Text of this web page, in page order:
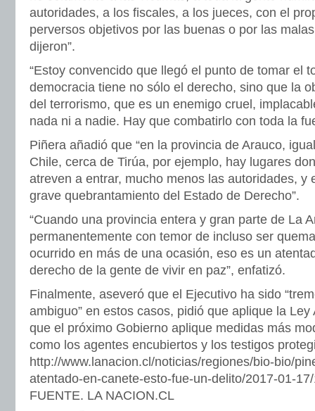
autoridades, a los fiscales, a los jueces, con el
perversos objetivos por las buenas o por las
dijeron”.
“Estoy convencido que llegó el punto de tomar el
democracia tiene no sólo el derecho, sino que la
del terrorismo, que es un enemigo cruel,
nada ni a nadie. Hay que combatirlo con toda la
Piñera añadió que “en la provincia de Arauco,
Chile, cerca de Tirúa, por ejemplo, hay lugares
atreven a entrar, mucho menos las autoridades, y
grave quebrantamiento del Estado de Derecho”.
“Cuando una provincia entera y gran parte de La
permanentemente con temor de incluso ser
ocurrido en más de una ocasión, eso es un
derecho de la gente de vivir en paz”, enfatizó.
Finalmente, aseveró que el Ejecutivo ha sido
ambiguo” en estos casos, pidió que aplique la
que el próximo Gobierno aplique medidas más
como los agentes encubiertos y los testigos
http://www.lanacion.cl/noticias/regiones/bio-bio/
atentado-en-canete-esto-fue-un-delito/2017-01-
FUENTE. LA NACION.CL